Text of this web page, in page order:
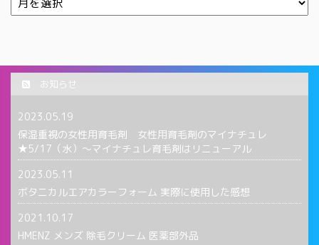
お知らせ
2023.05.19
保湿重視の女性用育毛剤 女性用育毛剤のマイナチュレ
★5/17（水）〜マイナチュレ育毛剤はリニューアル
2023.05.11
ボタニカルエアカラーフォーム 実際に使用した感想
2021.10.17
HMENZ メンズ 除毛クリーム 医薬部外品